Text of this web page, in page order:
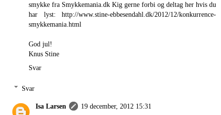
smykke fra Smykkemania.dk Kig gerne forbi og deltag her hvis du
har lyst: http://www.stine-ebbesendahl.dk/2012/12/konkurrence-
smykkemania.html
God jul!
Knus Stine
Svar
Svar
Isa Larsen
19 december, 2012 15:31